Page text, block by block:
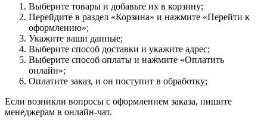
Выберите товары и добавьте их в корзину;
Перейдите в раздел «Корзина» и нажмите «Перейти к
оформлению»;
Укажите ваши данные;
Выберите способ доставки и укажите адрес;
Выберите способ оплаты и нажмите «Оплатить
онлайн»;
Оплатите заказ, и он поступит в обработку;
Если возникли вопросы с оформлением заказа, пишите
менеджерам в онлайн-чат.